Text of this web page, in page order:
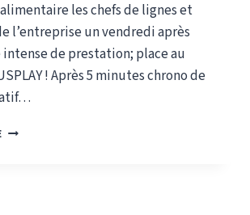
les chefs de lignes et
l’entreprise un vendredi après
intense de prestation; place au
! Après 5 minutes chrono de
FORMER